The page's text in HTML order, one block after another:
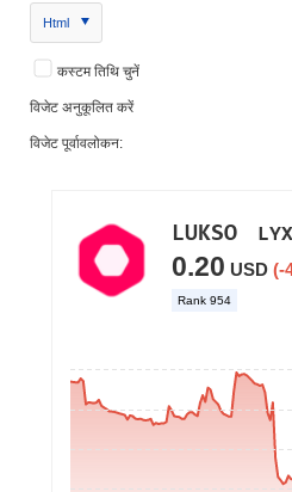
Html
कस्टम तिथि चुनें
विजेट अनुकूलित करें
विजेट पूर्वावलोकन: